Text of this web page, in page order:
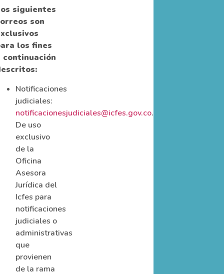
siguientes
son
los fines
continuación
Notificaciones
judiciales:
notificacionesjudiciales@icfes.gov.co.
De uso
exclusivo
de la
Oficina
Asesora
Jurídica del
Icfes para
notificaciones
judiciales o
administrativas
que
provienen
de la rama